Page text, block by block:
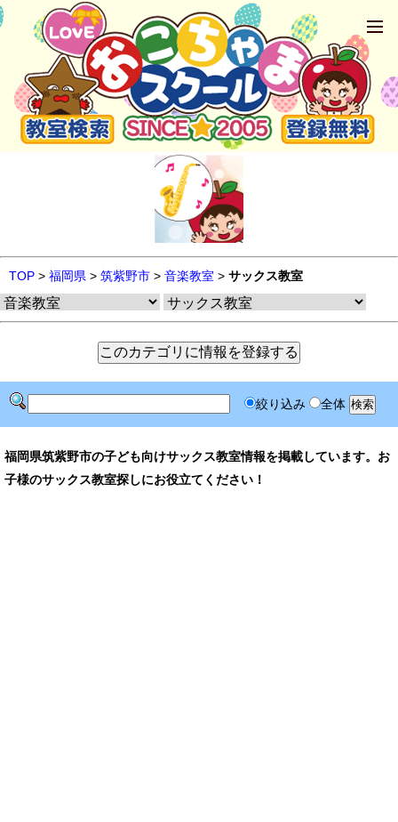
TOP > 福岡県 > 筑紫野市 > 音楽教室 > サックス教室
絞り込み 全体
福岡県筑紫野市の子ども向けサックス教室情報を掲載しています。お
子様のサックス教室探しにお役立てください！